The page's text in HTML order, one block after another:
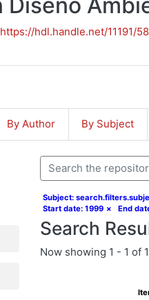
https://hdl.handle.net/11191/
By Author By Subject
Subject:
Start date: 1999 × End
Search
Now showing 1 - 1 of 1